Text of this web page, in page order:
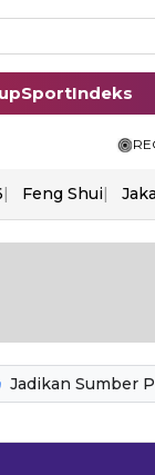
SportIndeks
Feng Shui
Jadikan Sumber